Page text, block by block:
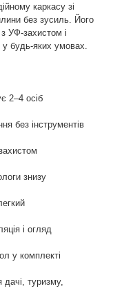
каркасу зі
без зусиль. Його
УФ-захистом і
будь-яких умовах.
2–4 осіб
без інструментів
знизу
і огляд
у комплекті
туризму,